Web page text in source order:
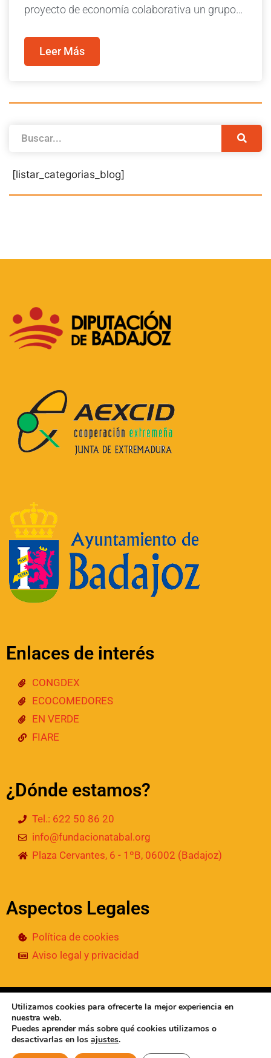
proyecto de economía colaborativa un grupo…
Leer Más
[listar_categorias_blog]
Enlaces de interés
CONGDEX
ECOCOMEDORES
EN VERDE
FIARE
¿Dónde estamos?
Tel.: 622 50 86 20
info@fundacionatabal.org
Plaza Cervantes, 6 - 1ºB, 06002 (Badajoz)
Aspectos Legales
Política de cookies
Aviso legal y privacidad
© 2024• Fundación Atabal | Todos los derechos
reservados
Utilizamos cookies para ofrecerte la mejor experiencia en
nuestra web.
Puedes aprender más sobre qué cookies utilizamos o
desactivarlas en los ajustes.